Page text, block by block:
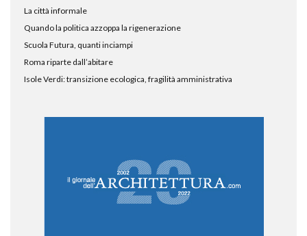
La città informale
Quando la politica azzoppa la rigenerazione
Scuola Futura, quanti inciampi
Roma riparte dall’abitare
Isole Verdi: transizione ecologica, fragilità amministrativa